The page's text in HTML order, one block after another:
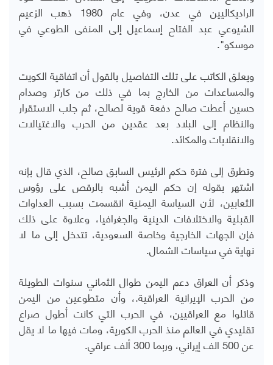
الراديكاليين في عدن، وفي عام 1980 ذهب الزعيم
الشيوعي عبد الفتاح إسماعيل إلى المنفى الطوعي في
موسكو".
ويعلق الكاتب على تلك التفاصيل بالقول أن اتفاقية الكويت
والمساعدات من الخارج بما في ذلك من كارتر وصدام
حسين أعطت صالح دفعة قوية لصالح، ثم جلب الاستقرار
والنظام إلى البلاد بعد عقدين من الحرب والاغتيالات
والانقلابات والمكائد.
وتطرق إلى فترة حكم الرئيس السابق صالح، الذي قال بإنه
اشتهر بقوله إن حكم اليمن أشبه بالرقص على رؤوس
الثعابين، لأن السياسة اليمنية انقسمت بسبب العداوات
القبلية والاختلافات الدينية والجغرافيا، وعلاوة على ذلك
فإن الجهات الخارجية وخاصة السعودية، تتدخل إلى ما لا
نهاية في سياسات الشمال.
وذكر أن العراق دعم اليمن طوال الثماني سنوات الطويلة
من الحرب الإيرانية العراقية.، وأن متطوعين من اليمن
قاتلوا مع العراقيين، في الحرب التي كانت أطول صراع
تقليدي في العالم منذ الحرب الكورية، ومات فيها ما لا يقل
عن 500 الف إيراني، وربما 300 ألف عراقي
.